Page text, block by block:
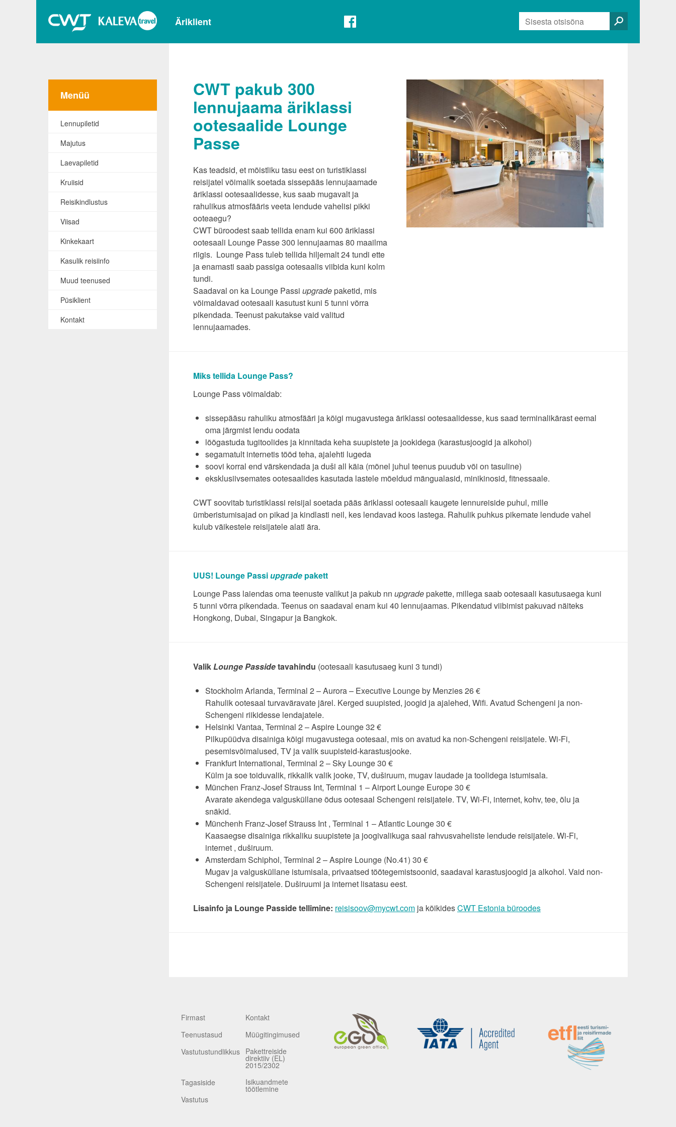
Otsi:
Äriklient
Menüü
Lennupiletid
Majutus
Laevapiletid
Kruiisid
Reisikindlustus
Viisad
Kinkekaart
Kasulik reisiinfo
Muud teenused
Püsiklient
Kontakt
CWT pakub 300
lennujaama äriklassi
ootesaalide Lounge
Passe
Kas teadsid, et mõistliku tasu eest on turistiklassi
reisijatel võimalik soetada sissepääs lennujaamade
äriklassi ootesaalidesse, kus saab mugavalt ja
rahulikus atmosfääris veeta lendude vahelisi pikki
ooteaegu?
CWT büroodest saab tellida enam kui 600 äriklassi
ootesaali Lounge Passe 300 lennujaamas 80 maailma
riigis. Lounge Pass tuleb tellida hiljemalt 24 tundi ette
ja enamasti saab passiga ootesaalis viibida kuni kolm
tundi.
Saadaval on ka Lounge Passi upgrade paketid, mis
võimaldavad ootesaali kasutust kuni 5 tunni võrra
pikendada. Teenust pakutakse vaid valitud
lennujaamades.
Miks tellida Lounge Pass?
Lounge Pass võimaldab:
sissepääsu rahuliku atmosfääri ja kõigi mugavustega äriklassi ootesaalidesse, kus saad terminalikärast eemal
oma järgmist lendu oodata
lõõgastuda tugitoolides ja kinnitada keha suupistete ja jookidega (karastusjoogid ja alkohol)
segamatult internetis tööd teha, ajalehti lugeda
soovi korral end värskendada ja duši all käia (mõnel juhul teenus puudub või on tasuline)
eksklusiivsemates ootesaalides kasutada lastele mõeldud mängualasid, minikinosid, fitnessaale.
CWT soovitab turistiklassi reisijal soetada pääs äriklassi ootesaali kaugete lennureiside puhul, mille
ümberistumisajad on pikad ja kindlasti neil, kes lendavad koos lastega. Rahulik puhkus pikemate lendude vahel
kulub väikestele reisijatele alati ära.
UUS! Lounge Passiupgrade pakett
Lounge Pass laiendas oma teenuste valikut ja pakub nn upgrade pakette, millega saab ootesaali kasutusaega kuni
5 tunni võrra pikendada. Teenus on saadaval enam kui 40 lennujaamas. Pikendatud viibimist pakuvad näiteks
Hongkong, Dubai, Singapur ja Bangkok.
ValikLounge Passidetavahindu (ootesaali kasutusaeg kuni 3 tundi)
Stockholm Arlanda, Terminal 2 – Aurora – Executive Lounge by Menzies 26 €
Rahulik ootesaal turvaväravate järel. Kerged suupisted, joogid ja ajalehed, Wifi. Avatud Schengeni ja non-
Schengeni riikidesse lendajatele.
Helsinki Vantaa, Terminal 2 – Aspire Lounge 32 €
Pilkupüüdva disainiga kõigi mugavustega ootesaal, mis on avatud ka non-Schengeni reisijatele. Wi-Fi,
pesemisvõimalused, TV ja valik suupisteid-karastusjooke.
Frankfurt International, Terminal 2 – Sky Lounge 30 €
Külm ja soe toiduvalik, rikkalik valik jooke, TV, duširuum, mugav laudade ja toolidega istumisala.
München Franz-Josef Strauss Int, Terminal 1 – Airport Lounge Europe 30 €
Avarate akendega valgusküllane õdus ootesaal Schengeni reisijatele. TV, Wi-Fi, internet, kohv, tee, õlu ja
snäkid.
Münchenh Franz-Josef Strauss Int , Terminal 1 – Atlantic Lounge 30 €
Kaasaegse disainiga rikkaliku suupistete ja joogivalikuga saal rahvusvaheliste lendude reisijatele. Wi-Fi,
internet , duširuum.
Amsterdam Schiphol, Terminal 2 – Aspire Lounge (No.41) 30 €
Mugav ja valgusküllane istumisala, privaatsed töötegemistsoonid, saadaval karastusjoogid ja alkohol. Vaid non-
Schengeni reisijatele. Duširuumi ja internet lisatasu eest.
Lisainfo ja Lounge Passidetellimine: reisisoov@mycwt.com ja kõikidesCWT Estonia büroodes
Firmast
Kontakt
Teenustasud
Müügitingimused
Vastutustundlikkus Pakettreiside
direktiiv (EL)
2015/2302
Tagasiside
Isikuandmete
töötlemine
Vastutus